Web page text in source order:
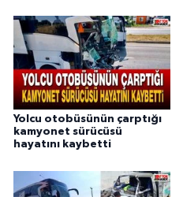
Yolcu otobüsünün çarptığı
kamyonet sürücüsü
hayatını kaybetti